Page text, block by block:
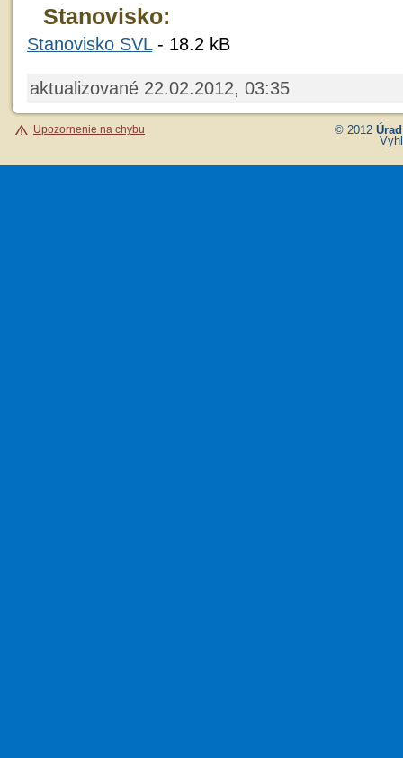
Stanovisko:
Stanovisko SVL- 18.2 kB
aktualizované 22.02.2012, 03:35
Upozornenie na chybu © 2012